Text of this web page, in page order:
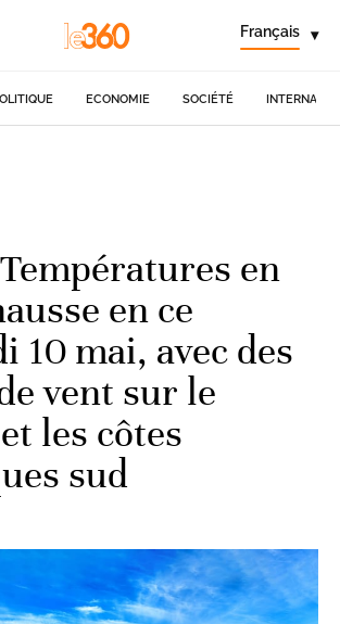
Français ▾
ECONOMIE SOCIÉTÉ
en
en ce
10 mai, avec des
vent sur le
les côtes
sud